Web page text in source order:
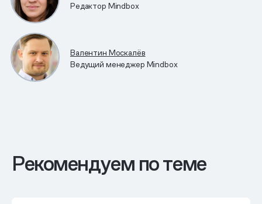
Редактор Mindbox
Валентин Москалёв
Ведущий менеджер Mindbox
Рекомендуем по теме